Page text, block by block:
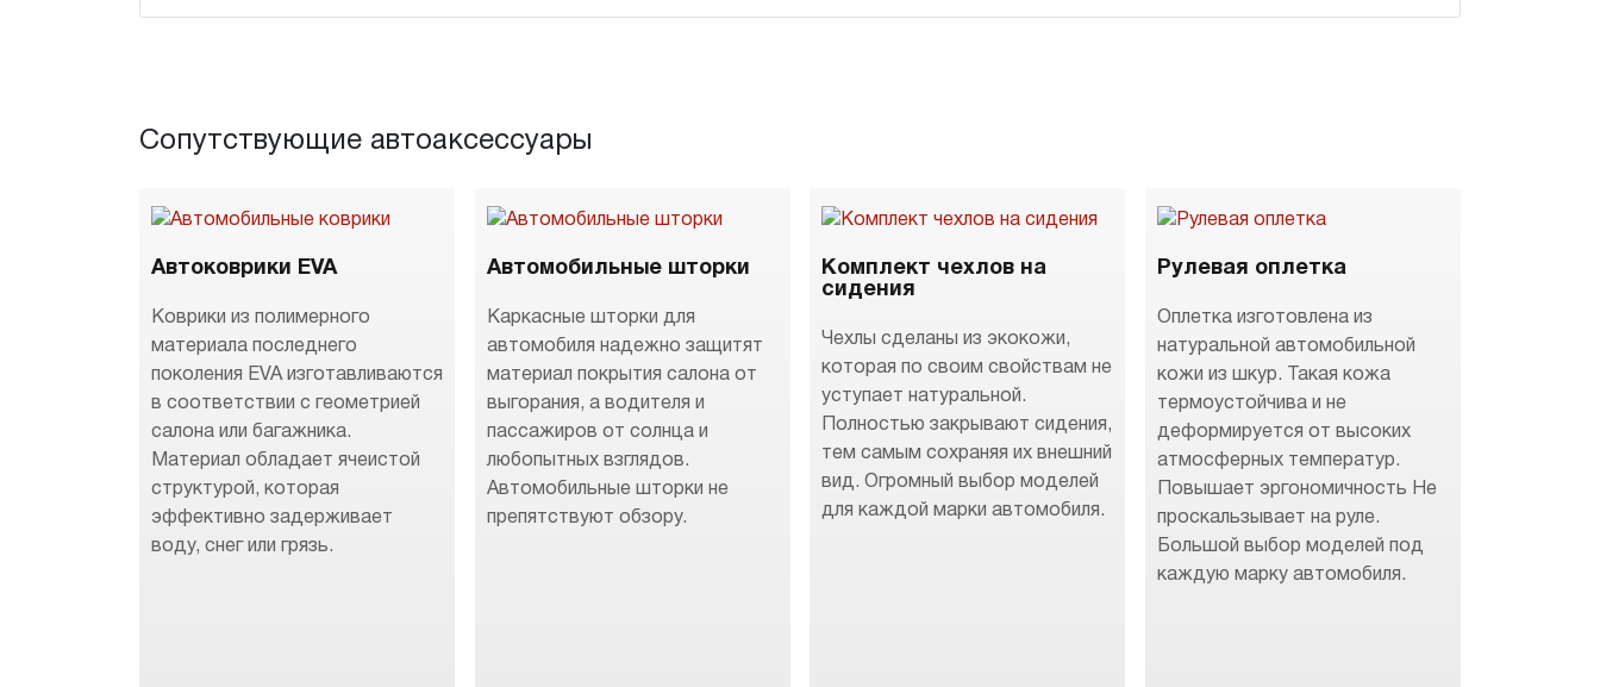
Сопутствующие автоаксессуары
Автоковрики EVA
Коврики из полимерного
материала последнего
поколения EVA изготавливаются
в соответствии с геометрией
салона или багажника.
Материал обладает ячеистой
структурой, которая
эффективно задерживает
воду, снег или грязь.
Автомобильные шторки
Каркасные шторки для
автомобиля надежно защитят
материал покрытия салона от
выгорания, а водителя и
пассажиров от солнца и
любопытных взглядов.
Автомобильные шторки не
препятствуют обзору.
Комплект чехлов на
сидения
Чехлы сделаны из экокожи,
которая по своим свойствам не
уступает натуральной.
Полностью закрывают сидения,
тем самым сохраняя их внешний
вид. Огромный выбор моделей
для каждой марки автомобиля.
Рулевая оплетка
Оплетка изготовлена из
натуральной автомобильной
кожи из шкур. Такая кожа
термоустойчива и не
деформируется от высоких
атмосферных температур.
Повышает эргономичность Не
проскальзывает на руле.
Большой выбор моделей под
каждую марку автомобиля.